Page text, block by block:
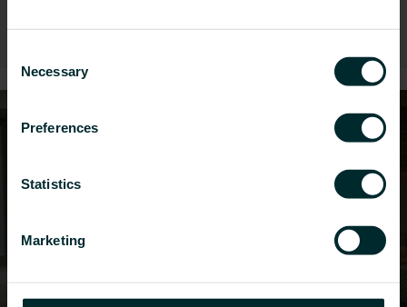
Selection
Necessary
Preferences
Statistics
Marketing